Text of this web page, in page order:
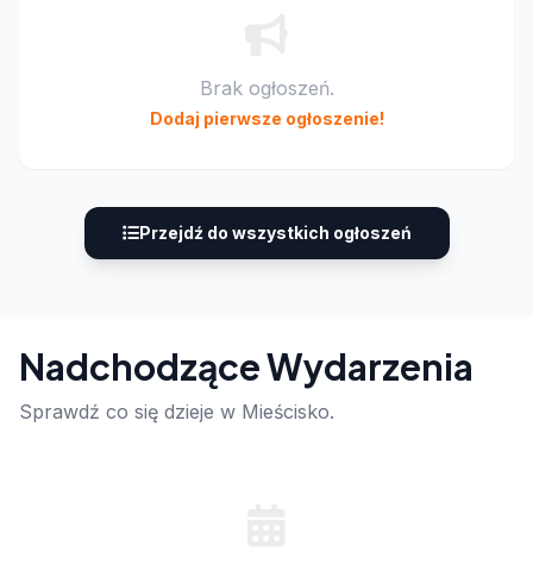
Brak ogłoszeń.
Dodaj pierwsze ogłoszenie!
Przejdź do wszystkich ogłoszeń
Nadchodzące Wydarzenia
Sprawdź co się dzieje w Mieścisko.